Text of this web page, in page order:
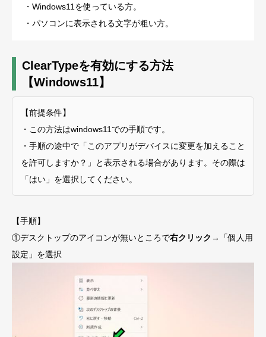
・Windows11を使っている方。
・パソコンに表示される文字が粗い方。
ClearTypeを有効にする方法
【Windows11】
【前提条件】
・この方法はwindows11での手順です。
・手順の途中で「このアプリがデバイスに変更を加えること
を許可しますか？」と表示される場合があります。その際は
「はい」を選択してください。
【手順】
①デスクトップのアイコンが無いところで右クリック →「個人用
設定」を選択